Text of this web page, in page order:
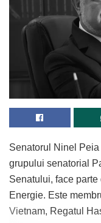
Senatorul Ninel Peia
grupului senatorial
Senatului, face
Energie. Este
Vietnam, Regatul